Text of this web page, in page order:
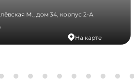
М., дом 34, корпус 2-А
На карте